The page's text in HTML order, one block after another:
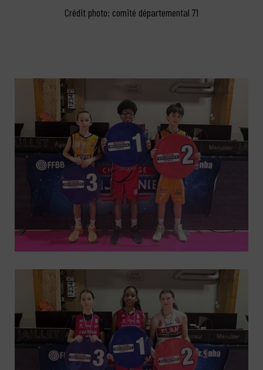
Crédit photo: comité départemental 71